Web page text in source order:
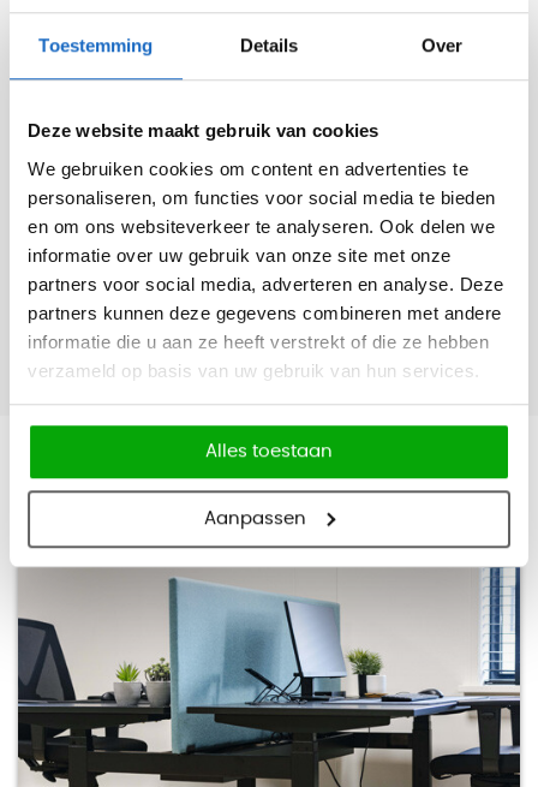
Toestemming Details Over
Deze website maakt gebruik van cookies
We gebruiken cookies om content en advertenties te
personaliseren, om functies voor social media te bieden
en om ons websiteverkeer te analyseren. Ook delen we
informatie over uw gebruik van onze site met onze
partners voor social media, adverteren en analyse. Deze
partners kunnen deze gegevens combineren met andere
informatie die u aan ze heeft verstrekt of die ze hebben
verzameld op basis van uw gebruik van hun services.
Alles toestaan
Aanpassen
Opgeleverde projecten